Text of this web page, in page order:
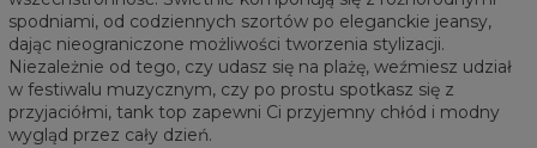
spodniami, od codziennych szortów po eleganckie jeansy,
dając nieograniczone możliwości tworzenia stylizacji.
Niezależnie od tego, czy udasz się na plażę, weźmiesz udział
w festiwalu muzycznym, czy po prostu spotkasz się z
przyjaciółmi, tank top zapewni Ci przyjemny chłód i modny
wygląd przez cały dzień.